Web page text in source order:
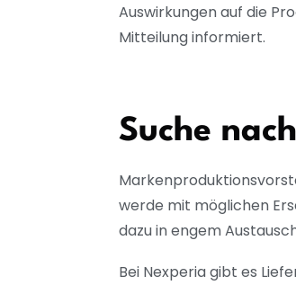
Auswirkungen auf die
Mitteilung informiert.
Suche
werde mit möglichen
dazu in engem
Bei Nexperia gibt es